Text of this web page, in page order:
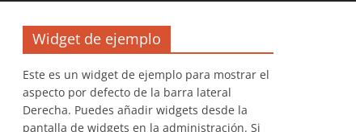
Widget de ejemplo
Este es un widget de ejemplo para mostrar el
aspecto por defecto de la barra lateral
Derecha. Puedes añadir widgets desde la
pantalla de widgets en la administración. Si